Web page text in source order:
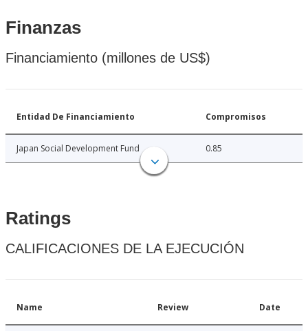
Finanzas
Financiamiento (millones de US$)
Entidad De Financiamiento Compromisos
Japan Social Development Fund 0.85
Ratings
CALIFICACIONES DE LA EJECUCIÓN
Name Review Date